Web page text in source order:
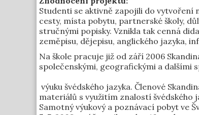
Studenti se aktivně zapojili do vytvoření
cesty, místa pobytu, partnerské školy,
stručnými popisky. Vznikla tak cenná
zeměpisu, dějepisu, anglického jazyka,
Na škole pracuje již od září 2006
společenskými, geografickými a dalšími
výuku švédského jazyka. Členové
materiálů s využitím znalostí švédského
Samotný výukový a poznávací pobyt ve